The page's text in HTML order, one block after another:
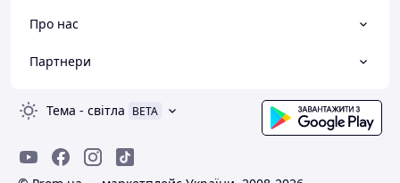
Про нас
Партнери
Тема - світла BETA